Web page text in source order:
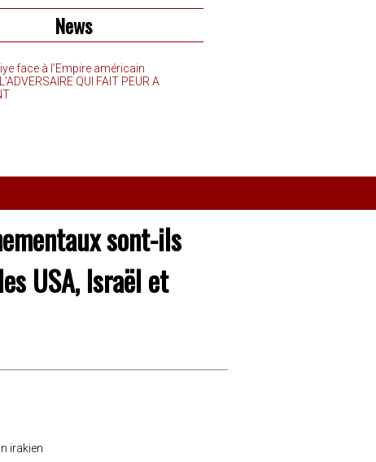
News
face à l’Empire américain
QUI FAIT PEUR A
sont-ils
USA, Israël et
irakien